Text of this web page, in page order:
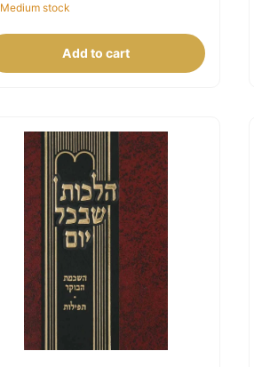
Medium stock
Add to cart